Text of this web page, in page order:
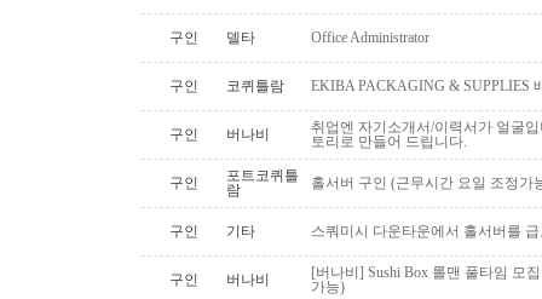
구인 델타 Office Administrator
구인 코퀴틀람 EKIBA PACKAGING & SUPPLIES
구인 버나비
취업엔 자기소개서/이력서가 얼굴
토리로 만들어 드립니다.
구인
포트코퀴틀
람
홀서버 구인 (근무시간 요일 조정가
구인 기타 스쿼미시 다운타운에서 홀서버를
구인 버나비
[버나비] Sushi Box 롤맨 풀타임 모
가능)